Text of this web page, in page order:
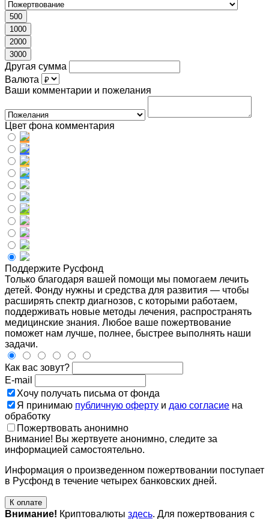
500
1000
2000
3000
Другая сумма
Валюта
Ваши комментарии и пожелания
Цвет фона комментария
Поддержите Русфонд
Только благодаря вашей помощи мы помогаем лечить
детей. Фонду нужны и средства для развития — чтобы
расширять спектр диагнозов, с которыми работаем,
поддерживать новые методы лечения, распространять
медицинские знания. Любое ваше пожертвование
поможет нам лучше, полнее, быстрее выполнять наши
задачи.
Как вас зовут?
E-mail
Хочу получать письма от фонда
Я принимаю публичную оферту и даю согласие на
обработку
Пожертвовать анонимно
Внимание! Вы жертвуете анонимно, следите за
информацией самостоятельно.
Информация о произведенном пожертвовании поступает
в Русфонд в течение четырех банковских дней.
К оплате
Внимание! Криптовалюты здесь. Для пожертвования с